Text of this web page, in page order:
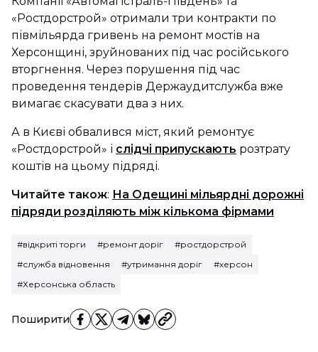
Поширити
«Ростдорстрой» отримали три контракти по
півмільярда гривень на ремонт мостів на
Херсонщині, зруйнованих під час російського
вторгнення. Через порушення під час
проведення тендерів Держаудитслужба вже
вимагає скасувати два з них.
А в Києві обвалився міст, який ремонтує
«Ростдорстрой» і слідчі припускають розтрату
коштів на цьому підряді.
Читайте також: На Одещині мільярдні дорожні
підряди розділяють між кількома фірмами
#відкриті торги #ремонт доріг
#ростдорстрой
#служба відновення
#утримання доріг
#херсон
#Херсонська область